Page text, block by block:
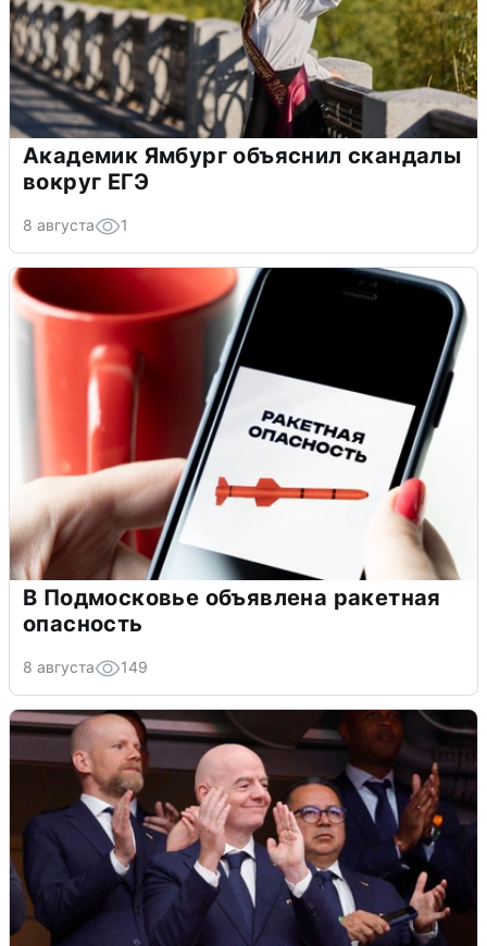
Академик Ямбург объяснил скандалы
вокруг ЕГЭ
8 августа 1
В Подмосковье объявлена ракетная
опасность
8 августа 149